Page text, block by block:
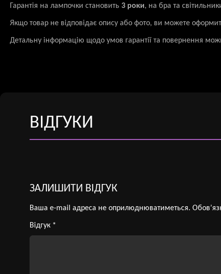
Гарантія на лампочки становить 3 роки, на бра та
Якщо товар не відповідає опису або фото, ви можете
Детальну інформацію щодо умов гарантії та повернення
ВІДГУКИ
ЗАЛИШИТИ ВІДГУК
Ваша e-mail адреса не оприлюднюватиметься.
Відгук *